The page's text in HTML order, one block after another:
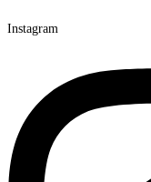
Instagram